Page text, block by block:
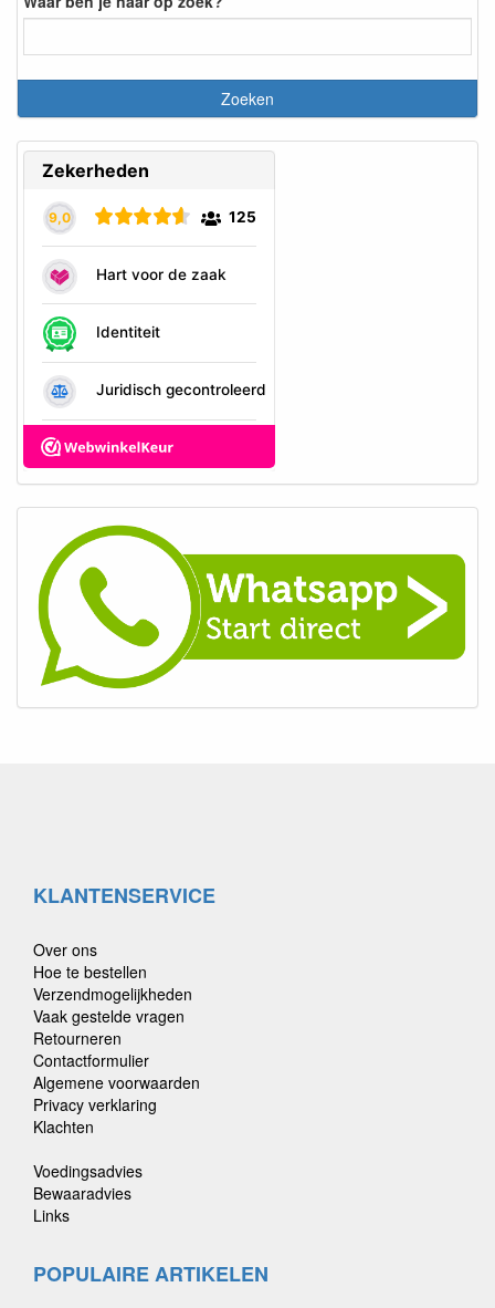
KLANTENSERVICE
Over ons
Hoe te bestellen
Verzendmogelijkheden
Vaak gestelde vragen
Retourneren
Contactformulier
Algemene voorwaarden
Privacy verklaring
Klachten
Voedingsadvies
Bewaaradvies
Links
POPULAIRE ARTIKELEN